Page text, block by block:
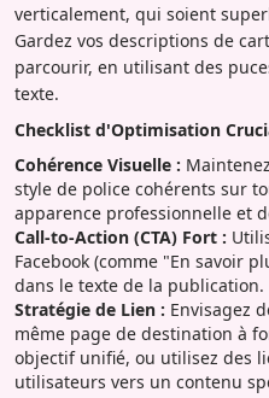
verticalement, qui soient
Gardez vos descriptions de
parcourir, en utilisant des
texte.
Checklist d'Optimisation
Cohérence Visuelle :
style de police cohérents sur
apparence professionnelle et
Call-to-Action (CTA) Fort :
Facebook (comme "En savoir
dans le texte de la publication.
Stratégie de Lien : Envisagez
même page de destination à
objectif unifié, ou utilisez des
utilisateurs vers un contenu